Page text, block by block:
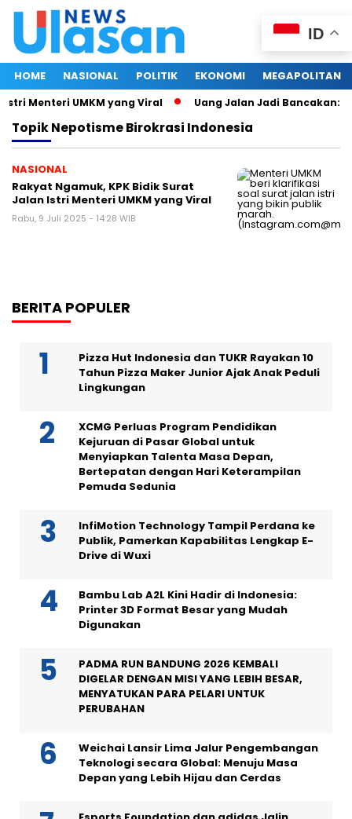
HOME NASIONAL POLITIK EKONOMI MEGAPOLITAN
Menteri UMKM yang Viral Uang Jalan Jadi Bancakan:
TopikNepotisme Birokrasi Indonesia
NASIONAL
Rakyat Ngamuk, KPK Bidik Surat
Jalan Istri Menteri UMKM yang Viral
Rabu, 9 Juli 2025 - 14:28 WIB
BERITA POPULER
Pizza Hut Indonesia dan TUKR Rayakan 10
Tahun Pizza Maker Junior Ajak Anak Peduli
Lingkungan
XCMG Perluas Program Pendidikan
Kejuruan di Pasar Global untuk
Menyiapkan Talenta Masa Depan,
Bertepatan dengan Hari Keterampilan
Pemuda Sedunia
InfiMotion Technology Tampil Perdana ke
Publik, Pamerkan Kapabilitas Lengkap E-
Drive di Wuxi
Bambu Lab A2L Kini Hadir di Indonesia:
Printer 3D Format Besar yang Mudah
Digunakan
PADMA RUN BANDUNG 2026 KEMBALI
DIGELAR DENGAN MISI YANG LEBIH BESAR,
MENYATUKAN PARA PELARI UNTUK
PERUBAHAN
Weichai Lansir Lima Jalur Pengembangan
Teknologi secara Global: Menuju Masa
Depan yang Lebih Hijau dan Cerdas
ID